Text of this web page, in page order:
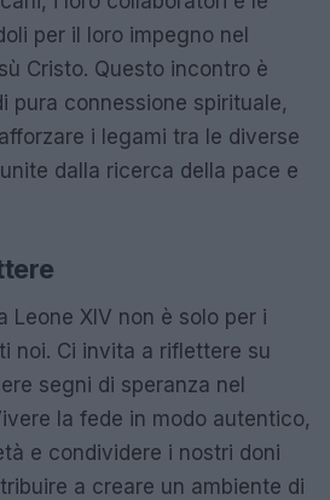
per il loro impegno nel
Cristo. Questo incontro è
pura connessione spirituale,
i legami tra le diverse
dalla ricerca della pace e
Leone XIV non è solo per i
noi. Ci invita a riflettere su
segni di speranza nel
la fede in modo autentico,
e condividere i nostri doni
a creare un ambiente di